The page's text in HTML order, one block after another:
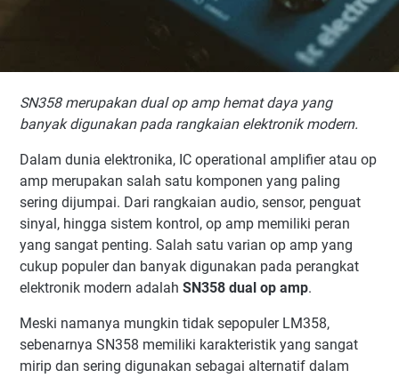
Pin 6: Input Inverting (-) Op Amp B
Pin 7: Output Op Amp B
Pin 8: VCC atau Tegangan Positif
Kelebihan SN358 Dual Op Amp
1. Konsumsi Daya Rendah
2. Mendukung Catu Daya Tunggal
3. Harga Relatif Murah
4. Mudah Digunakan
5. Fleksibel untuk Berbagai Aplikasi
Kekurangan SN358
Aplikasi SN358 dalam Elektronika
Penguat Sensor
Komparator Tegangan
Pre-Amplifier Audio
SN358 merupakan dual op amp hemat daya yang
banyak digunakan pada rangkaian elektronik modern.
Dalam dunia elektronika, IC operational amplifier atau op
amp merupakan salah satu komponen yang paling
sering dijumpai. Dari rangkaian audio, sensor, penguat
sinyal, hingga sistem kontrol, op amp memiliki peran
yang sangat penting. Salah satu varian op amp yang
cukup populer dan banyak digunakan pada perangkat
elektronik modern adalah SN358 dual op amp.
Meski namanya mungkin tidak sepopuler LM358,
sebenarnya SN358 memiliki karakteristik yang sangat
mirip dan sering digunakan sebagai alternatif dalam